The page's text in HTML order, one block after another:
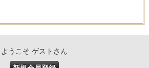
ようこそ ゲストさん